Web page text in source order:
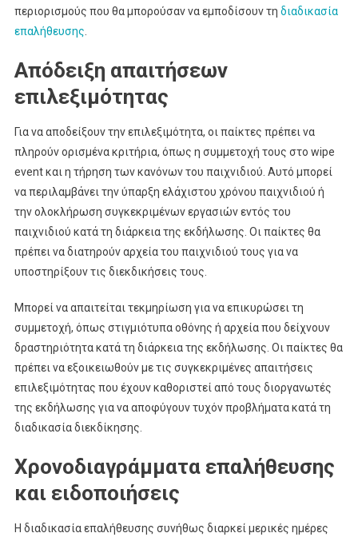
περιορισμούς που θα μπορούσαν να εμποδίσουν τη διαδικασία
επαλήθευσης
Απόδειξη απαιτήσεων
επιλεξιμότητας
Για να αποδείξουν την επιλεξιμότητα, οι παίκτες πρέπει να
πληρούν ορισμένα κριτήρια, όπως η συμμετοχή τους στο wipe
event και η τήρηση των κανόνων του παιχνιδιού. Αυτό μπορεί
να περιλαμβάνει την ύπαρξη ελάχιστου χρόνου παιχνιδιού ή
την ολοκλήρωση συγκεκριμένων εργασιών εντός του
παιχνιδιού κατά τη διάρκεια της εκδήλωσης. Οι παίκτες θα
πρέπει να διατηρούν αρχεία του παιχνιδιού τους για να
υποστηρίξουν τις διεκδικήσεις τους.
Μπορεί να απαιτείται τεκμηρίωση για να επικυρώσει τη
συμμετοχή, όπως στιγμιότυπα οθόνης ή αρχεία που δείχνουν
δραστηριότητα κατά τη διάρκεια της εκδήλωσης. Οι παίκτες θα
πρέπει να εξοικειωθούν με τις συγκεκριμένες απαιτήσεις
επιλεξιμότητας που έχουν καθοριστεί από τους διοργανωτές
της εκδήλωσης για να αποφύγουν τυχόν προβλήματα κατά τη
διαδικασία διεκδίκησης.
Χρονοδιαγράμματα επαλήθευσης
και ειδοποιήσεις
Η διαδικασία επαλήθευσης συνήθως διαρκεί μερικές ημέρες